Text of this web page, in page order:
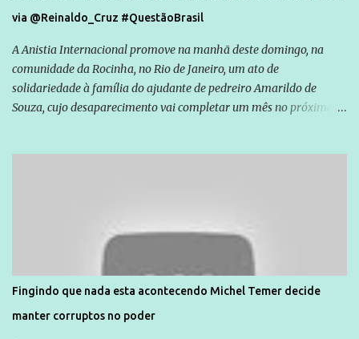
via @Reinaldo_Cruz #QuestãoBrasil
A Anistia Internacional promove na manhã deste domingo, na
comunidade da Rocinha, no Rio de Janeiro, um ato de
solidariedade à família do ajudante de pedreiro Amarildo de
Souza, cujo desaparecimento vai completar um mês no próximo
são vítimas de violência, estão em situação de risco ou têm seus
direitos violados. Leia mais: Anistia Internacional cobra do Brasil
solução do caso Amarildo - Terra Brasil
Fingindo que nada esta acontecendo Michel Temer decide
manter corruptos no poder